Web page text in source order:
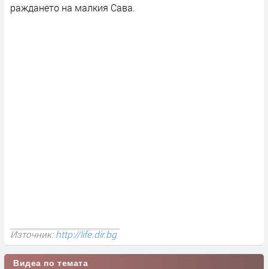
раждането на малкия Сава.
Източник:http://life.dir.bg
Видеа по темата